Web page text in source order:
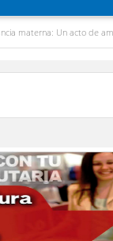
acto de amor y vida